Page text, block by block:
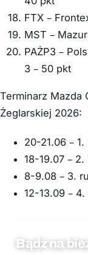
FTX –
MST –
PAŻP3 –
3 – 50 pkt
Terminarz Mazda
Żeglarskiej 2026:
20-21.06 – 1.
18-19.07 – 2.
8-9.08 – 3.
12-13.09 – 4.
Bądź na